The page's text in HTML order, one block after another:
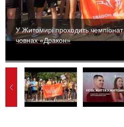
У Житомирі проходить
човнах «Дракон»